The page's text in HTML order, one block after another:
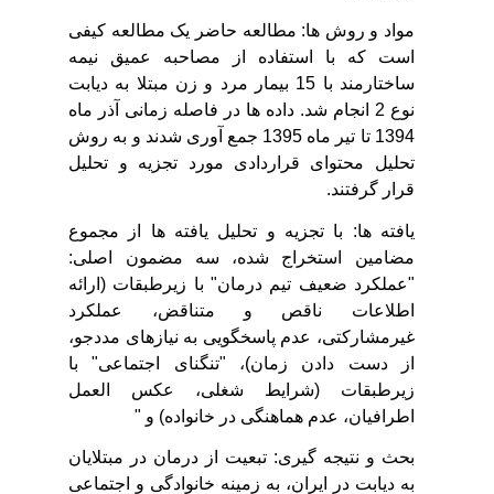
مواد و روش ها:مطالعه حاضر یک مطالعه کیفی
است که
با استفاده از مصاحبه عمیق نیمه
ساختارمند با 15 بیمار مرد و زن مبتلا به دیابت
نوع 2 انجام شد. داده ها در فاصله زمانی آذر ماه
1394 تا تیر ماه 1395 جمع آوری شدند و به روش
تحلیل محتوای قراردادی مورد تجزیه و تحلیل
قرار گرفتند.
یافته ها: با تجزیه و تحلیل یافته ها از مجموع
مضامین استخراج شده، سه مضمون اصلی:
"عملکرد ضعیف تیم درمان" با زیرطبقات (ارائه
اطلاعات ناقص و متناقض، عملکرد
غیرمشارکتی، عدم پاسخگویی به نیازهای مددجو،
از دست دادن زمان)، "تنگنای اجتماعی" با
زیرطبقات (شرایط شغلی، عکس العمل
اطرافیان، عدم هماهنگی در خانواده) و "
بحث و نتیجه گیری: تبعیت از درمان در مبتلایان
به دیابت در ایران، به زمینه خانوادگی و اجتماعی